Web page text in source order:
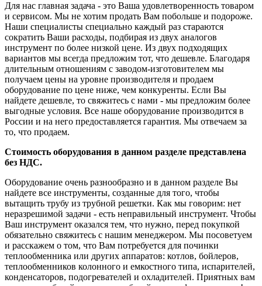
Для нас главная задача - это Ваша удовлетворенность товаром
и сервисом. Мы не хотим продать Вам побольше и подороже.
Наши специалисты специально каждый раз стараются
сократить Ваши расходы, подбирая из двух аналогов
инструмент по более низкой цене. Из двух подходящих
вариантов мы всегда предложим тот, что дешевле. Благодаря
длительным отношениям с заводом-изготовителем мы
получаем цены на уровне производителя и продаем
оборудование по цене ниже, чем конкуренты. Если Вы
найдете дешевле, то свяжитесь с нами - мы предложим более
выгодные условия. Все наше оборудование производится в
России и на него предоставляется гарантия. Мы отвечаем за
то, что продаем.
Стоимость оборудования в данном разделе представлена
без НДС.
Оборудование очень разнообразно и в данном разделе Вы
найдете все инструменты, созданные для того, чтобы
вытащить трубу из трубной решетки. Как мы говорим: нет
неразрешимой задачи - есть неправильный инструмент. Чтобы
Ваш инструмент оказался тем, что нужно, перед покупкой
обязательно свяжитесь с нашим менеджером. Мы посоветуем
и расскажем о том, что Вам потребуется для починки
теплообменника или других аппаратов: котлов, бойлеров,
теплообменников колонного и емкостного типа, испарителей,
конденсаторов, подогревателей и охладителей. Приятных вам